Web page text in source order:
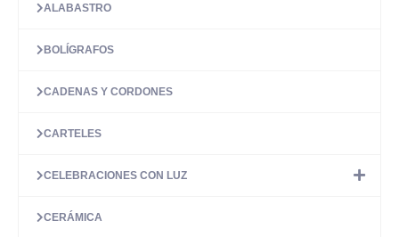
ALABASTRO
BOLÍGRAFOS
CADENAS Y CORDONES
CARTELES
CELEBRACIONES CON LUZ
CERÁMICA